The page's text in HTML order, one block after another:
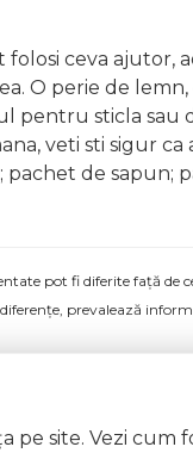
ceva ajutor,
O perie de
sticla sau
veti sti sigur
pachet de
pot fi diferite față de
prevalează
site. Vezi cum